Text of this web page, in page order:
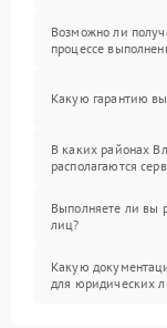
Возможно ли
процессе
Какую гарантию вы
В каких районах
располагаются
Выполняете ли вы
лиц?
Какую
для юридических